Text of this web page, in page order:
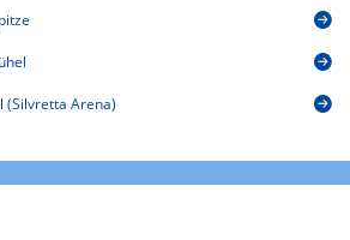
(Silvretta Arena)